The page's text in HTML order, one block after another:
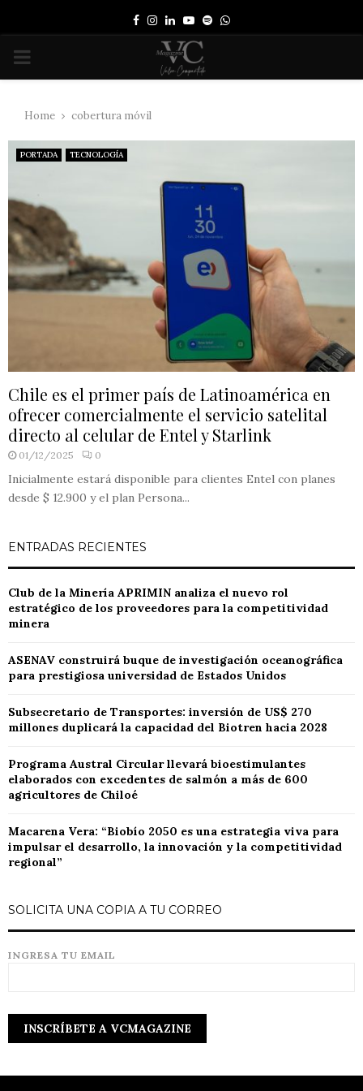
Facebook
Instagram
LinkedinYoutube
SpotifyWhatsapp
PRIMARY
Home cobertura móvil
PORTADA TECNOLOGÍA
Chile es el primer país de Latinoamérica en
ofrecer comercialmente el servicio satelital
directo al celular de Entel y Starlink
01/12/2025 0
Inicialmente estará disponible para clientes Entel con planes
desde $ 12.900 y el plan Persona...
ENTRADAS RECIENTES
Club de la Minería APRIMIN analiza el nuevo rol
estratégico de los proveedores para la competitividad
minera
ASENAV construirá buque de investigación oceanográfica
para prestigiosa universidad de Estados Unidos
Subsecretario de Transportes: inversión de US$ 270
millones duplicará la capacidad del Biotren hacia 2028
Programa Austral Circular llevará bioestimulantes
elaborados con excedentes de salmón a más de 600
agricultores de Chiloé
Macarena Vera: “Biobío 2050 es una estrategia viva para
impulsar el desarrollo, la innovación y la competitividad
regional”
SOLICITA UNA COPIA A TU CORREO
INGRESA TU EMAIL